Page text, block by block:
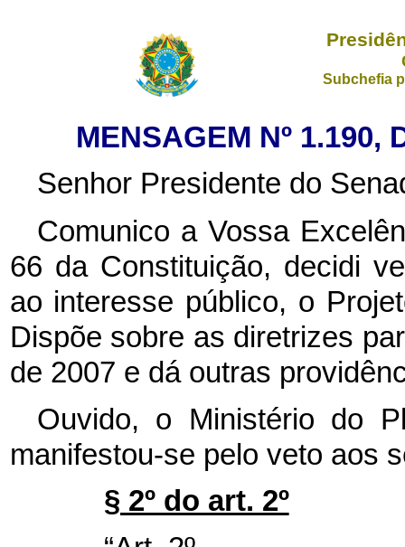
Subchefia
MENSAGEM Nº 1.190,
Senhor Presidente do
Comunico a Vossa
66 da Constituição, decidi
ao interesse público, o
Dispõe sobre as diretrizes
de 2007 e dá outras
Ouvido, o Ministério do
manifestou-se pelo veto aos
§ 2º do art. 2º